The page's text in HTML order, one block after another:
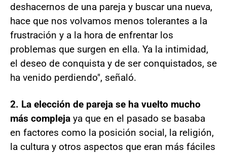
deshacernos de una pareja y buscar una nueva,
hace que nos volvamos menos tolerantes a la
frustración y a la hora de enfrentar los
problemas que surgen en ella. Ya la intimidad,
el deseo de conquista y de ser conquistados, se
ha venido perdiendo", señaló.
2. La elección de pareja se ha vuelto mucho
más compleja ya que en el pasado se basaba
en factores como la posición social, la religión,
la cultura y otros aspectos que eran más fáciles